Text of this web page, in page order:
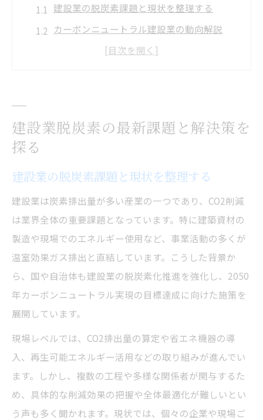
建設業の脱炭素課題と現状を整理する
カーボンニュートラル建設業の動向解説
建設業で直面する脱炭素の壁と対策案
建設業経営に役立つ脱炭素ノウハウ紹介
建設業の経営戦略に脱炭素を組み込む方法
企業で進める脱炭素取り組みの進め方
脱炭素化が建設業経営にもたらす効果
CO2削減へ何が建設業で求められるのか
建設業で求められるCO2削減の基本知識
co2削減目標を実現する具体策に迫る
建設業が採るべきカーボンニュートラル施
策
現場で役立つCO2削減の取り組み方法
建設業におけるco2排出量管理の重要性
現場で役立つ建設業のカーボンニュートラル術
建設業現場で活かせる脱炭素の具体策
建設業脱炭素の最新課題と解決策を
探る
建設業の脱炭素課題と現状を整理する
建設業は炭素排出量が多い産業の一つであり、CO2削減
は業界全体の重要課題となっています。特に建築資材の
製造や現場でのエネルギー使用など、事業活動の多くが
温室効果ガス排出と直結しています。こうした背景か
ら、国や自治体も建設業の脱炭素化推進を強化し、2050
年カーボンニュートラル実現の目標達成に向けた施策を
展開しています。
現場レベルでは、CO2排出量の算定や省エネ機器の導
入、再生可能エネルギー活用などの取り組みが進んでい
ます。しかし、複数の工程や多様な関係者が関与するた
め、具体的な削減効果の把握や全体最適化が難しいとい
う声も多く聞かれます。現状では、個々の企業や現場ご